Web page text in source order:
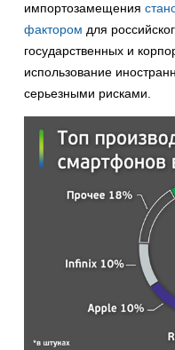
импортозамещения
фактором для
государственных и
использование
серьезными рисками.